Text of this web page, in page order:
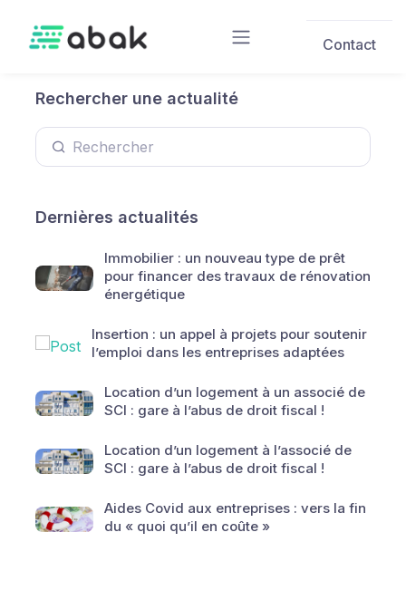
Contact
Rechercher une actualité
Dernières actualités
Immobilier : un nouveau type de prêt
pour financer des travaux de rénovation
énergétique
Insertion : un appel à projets pour soutenir
l’emploi dans les entreprises adaptées
Location d’un logement à un associé de
SCI : gare à l’abus de droit fiscal !
Location d’un logement à l’associé de
SCI : gare à l’abus de droit fiscal !
Aides Covid aux entreprises : vers la fin
du « quoi qu’il en coûte »